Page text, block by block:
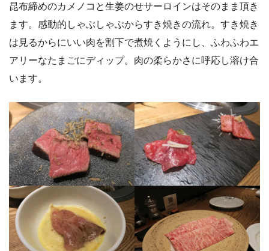
昆布締めのカメノコと生姜のせサーロインはそのまま頂き
ます。感動的しゃぶしゃぶからすき焼きの流れ。すき焼き
は見るからにいい肉を割下で煮焼くようにし、ふわふわエ
アリーなたまごにディップ。肉の柔らかさに呼応し溶け合
います。